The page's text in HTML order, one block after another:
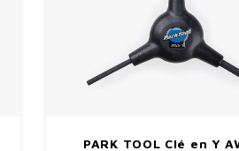
PARK TOOL Clé en Y